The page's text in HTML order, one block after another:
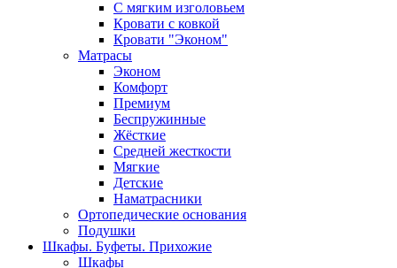
С мягким изголовьем
Кровати с ковкой
Кровати "Эконом"
Матрасы
Эконом
Комфорт
Премиум
Беспружинные
Жёсткие
Средней жесткости
Мягкие
Детские
Наматрасники
Ортопедические основания
Подушки
Шкафы. Буфеты. Прихожие
Шкафы